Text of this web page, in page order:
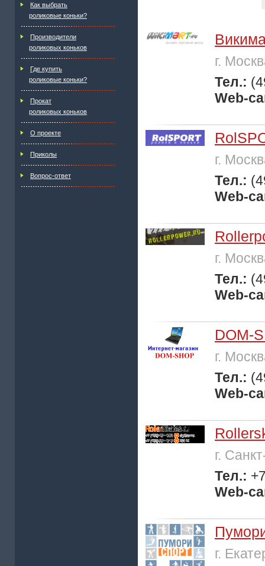
Как выбрать
роликовые коньки?
Производители
роликовых коньков
Где купить
роликовые коньки?
Прокат
роликовых коньков
О проекте
Приколы
Вопрос-ответ
г.
Тел.:
Web-
г.
Тел.:
Web-
г.
Тел.:
Web-
DOM-
г.
Тел.:
Web-
г.
Тел.:
Web-
г.